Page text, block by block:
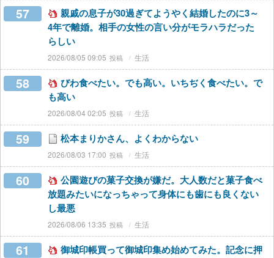
57
親戚の息子が30過ぎてようやく結婚したのに3～
4年で離婚。相手の女性の言い分がモラハラだった
らしい
2026/08/05 09:05 生活
58
びわ食べたい。でも高い。いちぢく食べたい。で
も高い
2026/08/04 02:05 生活
59 松本まりかさん、よくわからない
2026/08/03 17:00 生活
60
公園遊びの菓子交換が嫌だ。大人数だと菓子食べ
放題みたいになっちゃって身体にも歯にも良くない
し最悪
2026/08/06 13:35 生活
61
御城印帳買って御城印集め始めてみた。記念に押